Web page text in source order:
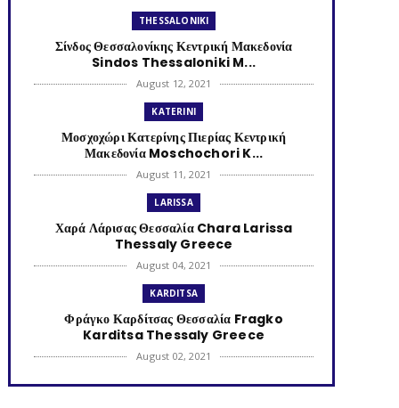
THESSALONIKI
Σίνδος Θεσσαλονίκης Κεντρική Μακεδονία
Sindos Thessaloniki M...
August 12, 2021
KATERINI
Μοσχοχώρι Κατερίνης Πιερίας Κεντρική
Μακεδονία Moschochori K...
August 11, 2021
LARISSA
Χαρά Λάρισας Θεσσαλία Chara Larissa
Thessaly Greece
August 04, 2021
KARDITSA
Φράγκο Καρδίτσας Θεσσαλία Fragko
Karditsa Thessaly Greece
August 02, 2021
KATERINI